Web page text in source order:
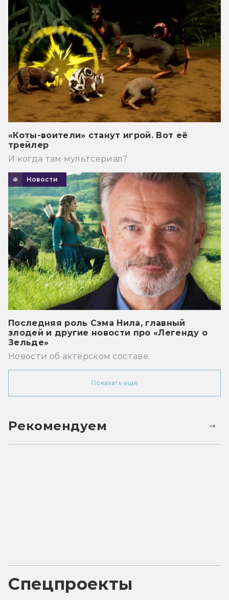
«Коты-воители» станут игрой. Вот её
трейлер
И когда там мультсериал?
Новости
Последняя роль Сэма Нила, главный
злодей и другие новости про «Легенду о
Зельде»
Новости об актёрском составе.
Показать ещё
Рекомендуем
Спецпроекты